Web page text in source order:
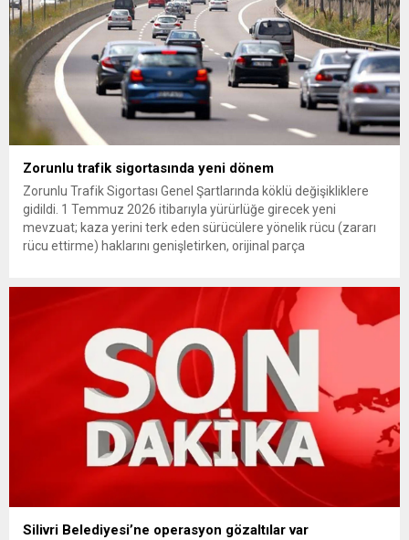
Zorunlu trafik sigortasında yeni dönem
Zorunlu Trafik Sigortası Genel Şartlarında köklü değişikliklere
gidildi. 1 Temmuz 2026 itibarıyla yürürlüğe girecek yeni
mevzuat; kaza yerini terk eden sürücülere yönelik rücu (zararı
rücu ettirme) haklarını genişletirken, orijinal parça
getiriyor. Hazine Müsteşarlığına bağlı ilgili kurumlarca...
Silivri Belediyesi’ne operasyon gözaltılar var